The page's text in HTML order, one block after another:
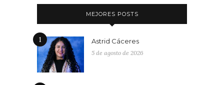
MEJORES POSTS
1 Astrid Cáceres
5 de agosto de 2026